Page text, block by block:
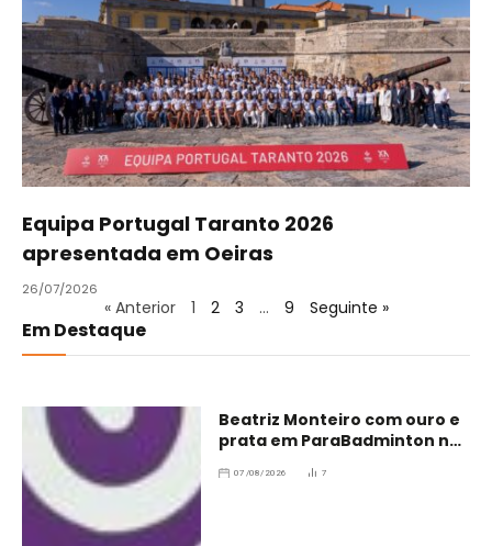
Equipa Portugal Taranto 2026
apresentada em Oeiras
26/07/2026
« Anterior 1 2 3 … 9 Seguinte »
Em Destaque
Beatriz Monteiro com ouro e
prata em ParaBadminton no
07/08/2026 7